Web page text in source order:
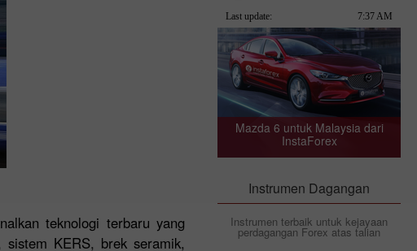
teknologi terbaru yang
KERS, brek seramik,
Mazda 6 untuk Malaysia dari
InstaForex
Instrumen Dagangan
Instrumen terbaik untuk kejayaan
perdagangan Forex atas talian